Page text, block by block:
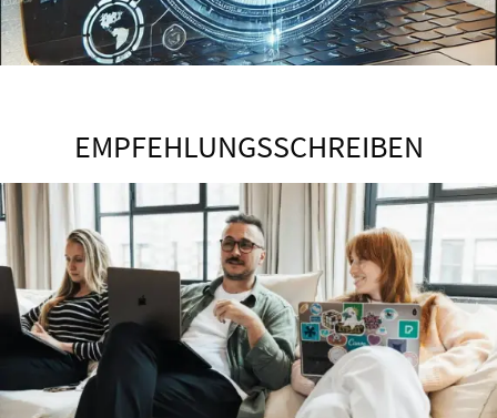
EMPFEHLUNGSSCHREIBEN